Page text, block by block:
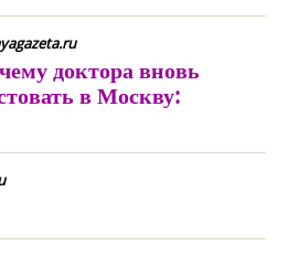
доктора вновь
в Москву: